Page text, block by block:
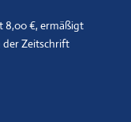
8,00 €, ermäßigt
der Zeitschrift